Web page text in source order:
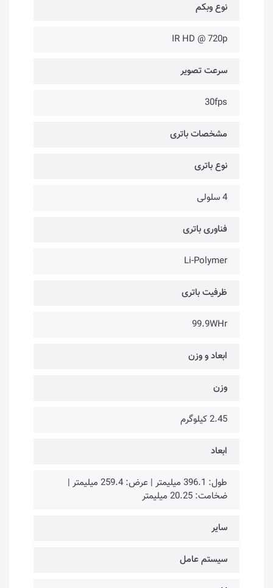
نوع وبکم
IR HD @ 720p
سرعت تصویر
30fps
مشخصات باتری
نوع باتری
4 سلولی
فناوری باتری
Li-Polymer
ظرفیت باتری
99.9WHr
ابعاد و وزن
وزن
2.45 کیلوگرم
ابعاد
طول: 396.1 میلیمتر | عرض: 259.4 میلیمتر |
ضخامت: 20.25 میلیمتر
سایر
سیستم عامل